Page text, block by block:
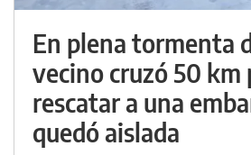
En plena tormenta
vecino cruzó 50 km
rescatar a una
quedó aislada